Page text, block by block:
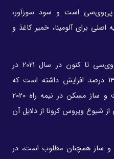
پی‌وی‌سی است و سود سوزآور،
اصلی برای آلومینا، خمیر کاغذ و
پترسون گفت: تقاضای داخلی پی‌وی‌سی تا کنون در سال 2021 در
مقایسه با ژانویه تا نوامبر 2020، 13 درصد افزایش داشته است که
افزایش شدید تقاضای برای ساخت و ساز مسکن در نیمه راه 2020
شیوع ویروس کرونا از دلایل آن
ساز همچنان مطلوب است، در